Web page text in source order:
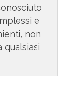
e
non
qualsiasi